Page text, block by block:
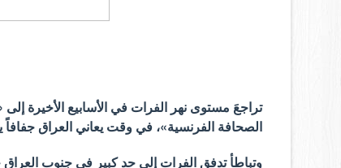
تراجعَ مستوى نهر الفرات في الأسابيع الأخيرة
الصحافة الفرنسية»، في وقت يعاني العراق
وتباطأ تدفق الفرات إلى حد كبير في جنوب